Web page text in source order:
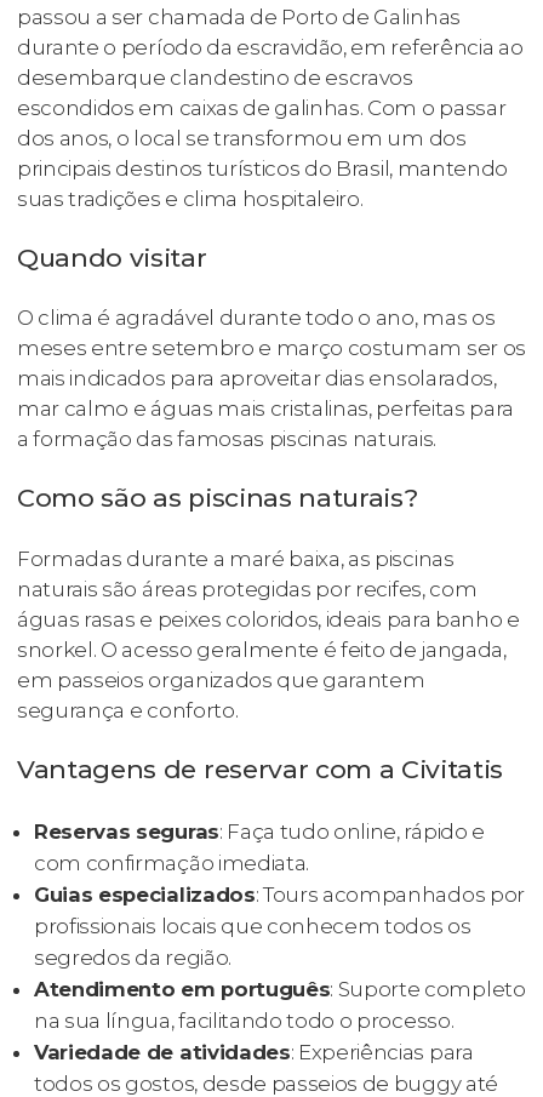
passou a ser chamada de Porto de Galinhas
durante o período da escravidão, em referência ao
desembarque clandestino de escravos
escondidos em caixas de galinhas. Com o passar
dos anos, o local se transformou em um dos
principais destinos turísticos do Brasil, mantendo
suas tradições e clima hospitaleiro.
Quando visitar
O clima é agradável durante todo o ano, mas os
meses entre setembro e março costumam ser os
mais indicados para aproveitar dias ensolarados,
mar calmo e águas mais cristalinas, perfeitas para
a formação das famosas piscinas naturais.
Como são as piscinas naturais?
Formadas durante a maré baixa, as piscinas
naturais são áreas protegidas por recifes, com
águas rasas e peixes coloridos, ideais para banho e
snorkel. O acesso geralmente é feito de jangada,
em passeios organizados que garantem
segurança e conforto.
Vantagens de reservar com a Civitatis
Reservas seguras: Faça tudo online, rápido e
com confirmação imediata.
Guias especializados: Tours acompanhados por
profissionais locais que conhecem todos os
segredos da região.
Atendimento em português: Suporte completo
na sua língua, facilitando todo o processo.
Variedade de atividades: Experiências para
todos os gostos, desde passeios de buggy até